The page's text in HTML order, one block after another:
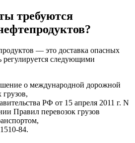
требуются
— это доставка опасных
регулируется следующими
о международной дорожной
грузов,
РФ от 15 апреля 2011 г. N
Правил перевозок грузов
84.